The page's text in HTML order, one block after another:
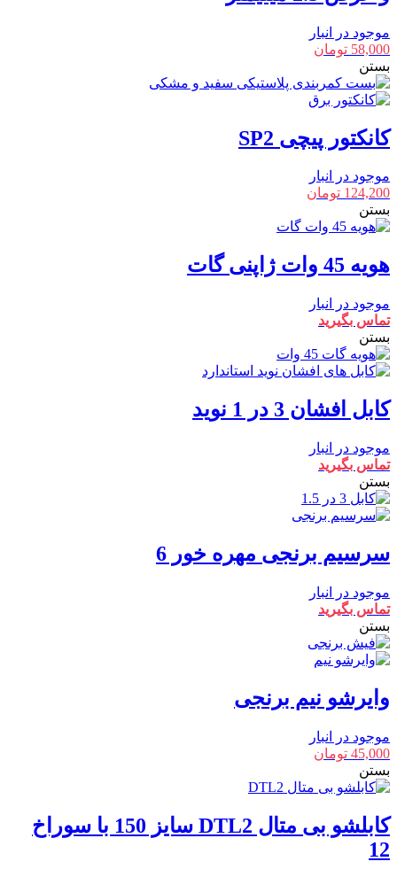
موجود در انبار
58,000 تومان
بستن
کانکتور پیچی SP2
موجود در انبار
124,200 تومان
بستن
هویه 45 وات ژاپنی گات
موجود در انبار
تماس بگیرید
بستن
کابل افشان 3 در 1 نوید
موجود در انبار
تماس بگیرید
بستن
سرسیم برنجی مهره خور 6
موجود در انبار
تماس بگیرید
بستن
وایرشو نیم برنجی
موجود در انبار
45,000 تومان
بستن
کابلشو بی متال DTL2 سایز 150 با سوراخ
12